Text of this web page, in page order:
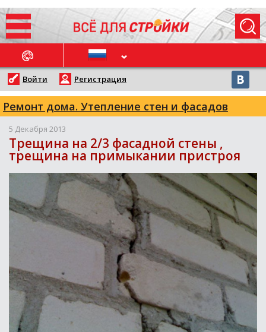
НОВОСТИ
Войти Регистрация
Ремонт дома. Утепление стен и фасадов
5 Декабря 2013
Трещина на 2/3 фасадной стены ,
трещина на примыкании пристроя